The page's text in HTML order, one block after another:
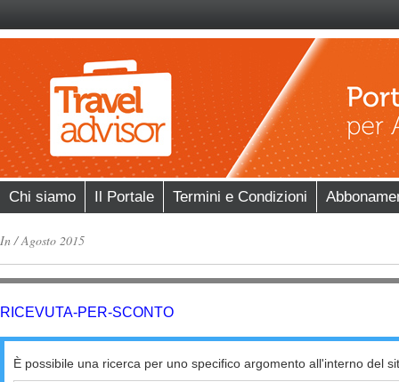
Chi siamo Il Portale Termini e Condizioni
In/Agosto 2015
RICEVUTA-PER-SCONTO
È possibile una ricerca per uno specifico argomento all'interno del